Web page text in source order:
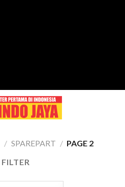
/ SPAREPART / PAGE 2
FILTER